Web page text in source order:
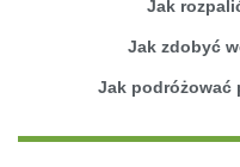
Jak
Jak zdobyć
Jak podróżować